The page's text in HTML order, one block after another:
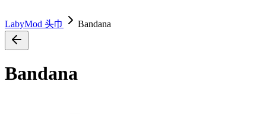
LabyMod 头巾 Bandana
Bandana